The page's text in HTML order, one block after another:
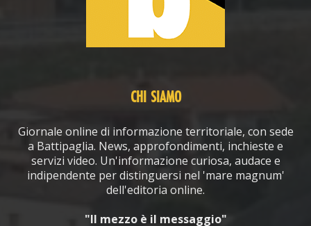
CHI SIAMO
Giornale online di informazione territoriale, con sede
a Battipaglia. News, approfondimenti, inchieste e
servizi video. Un'informazione curiosa, audace e
indipendente per distinguersi nel 'mare magnum'
dell'editoria online.
"Il mezzo è il messaggio"